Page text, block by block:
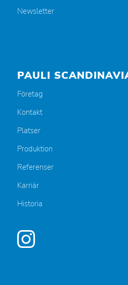
Newsletter
PAULI
Företag
Kontakt
Platser
Produktion
Referenser
Karriär
Historia